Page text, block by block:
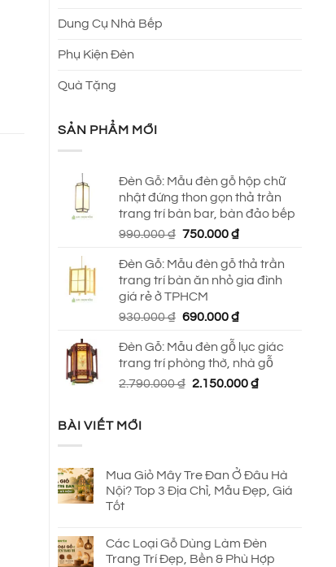
Dung Cụ Nhà Bếp
Phụ Kiện Đèn
Quà Tặng
SẢN PHẨM MỚI
Đèn Gỗ: Mẫu đèn gỗ hộp chữ
nhật đứng thon gọn thả trần
trang trí bàn bar, bàn đảo bếp
990.000₫ Giá
là:
990.000 ₫.
750.000₫Giá
tại
là:
Đèn Gỗ: Mẫu đèn gỗ thả trần
trang trí bàn ăn nhỏ gia đình
giá rẻ ở TPHCM
930.000₫ Giá
là:
930.000 ₫.
690.000₫Giá
tại
là:
690.000 ₫.
Đèn Gỗ: Mẫu đèn gỗ lục giác
trang trí phòng thờ, nhà gỗ
2.790.000₫ Giá
2.150.000₫Giá
BÀI VIẾT MỚI
Mua Giỏ Mây Tre Đan Ở Đâu Hà
Nội? Top 3 Địa Chỉ, Mẫu Đẹp, Giá
Tốt
Các Loại Gỗ Dùng Làm Đèn
Trang Trí Đẹp, Bền & Phù Hợp